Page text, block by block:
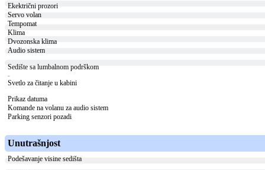
Ekektrični prozori
Servo volan
Tempomat
Klima
Dvozonska klima
Audio sistem
Sedište sa lumbalnom podrškom
-
Svetlo za čitanje u kabini
Prikaz datuma
Komande na volanu za audio sistem
Parking senzori pozadi
Unutrašnjost
Podešavanje visine sedišta